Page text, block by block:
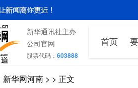
新华通讯社主办
公司官网
股票代码： 603888
首页
新华网河南 > > 正文